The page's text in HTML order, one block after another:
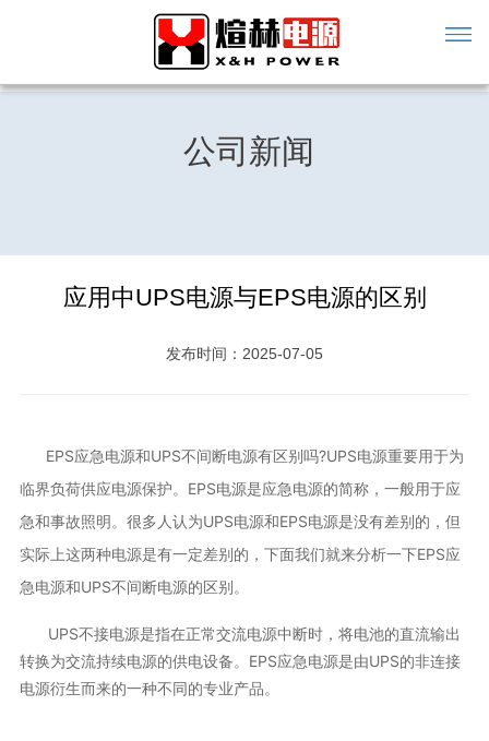
公司新闻
应用中UPS电源与EPS电源的区别
发布时间：2025-07-05
EPS应急电源和UPS不间断电源有区别吗?UPS电源重要用于为
临界负荷供应电源保护。EPS电源是应急电源的简称，一般用于应
急和事故照明。很多人认为UPS电源和EPS电源是没有差别的，但
实际上这两种电源是有一定差别的，下面我们就来分析一下EPS应
急电源和UPS不间断电源的区别。
UPS不接电源是指在正常交流电源中断时，将电池的直流输出
转换为交流持续电源的供电设备。EPS应急电源是由UPS的非连接
电源衍生而来的一种不同的专业产品。